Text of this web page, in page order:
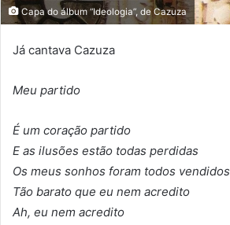
Capa do álbum “Ideologia”, de Cazuza
Já cantava Cazuza
Meu partido
É um coração partido
E as ilusões estão todas perdidas
Os meus sonhos foram todos vendidos
Tão barato que eu nem acredito
Ah, eu nem acredito